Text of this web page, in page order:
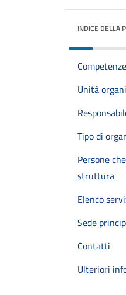
INDICE DELLA
Competenze
Unità
Tipo di
Persone
struttura
Elenco
Sede
Contatti
Ulteriori